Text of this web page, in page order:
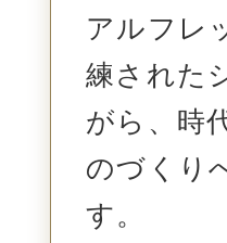
アルフレ
練された
がら、時
のづくり
す。